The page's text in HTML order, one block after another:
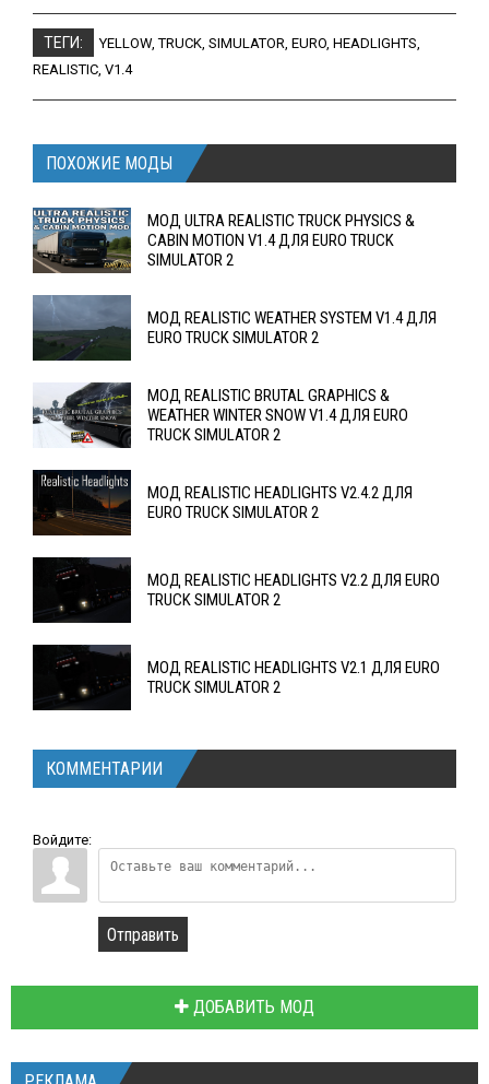
ТЕГИ: YELLOW,TRUCK, SIMULATOR, EURO, HEADLIGHTS,
REALISTIC, V1.4
ПОХОЖИЕ МОДЫ
МОД ULTRA REALISTIC TRUCK PHYSICS &
CABIN MOTION V1.4 ДЛЯ EURO TRUCK
SIMULATOR 2
МОД REALISTIC WEATHER SYSTEM V1.4 ДЛЯ
EURO TRUCK SIMULATOR 2
МОД REALISTIC BRUTAL GRAPHICS &
WEATHER WINTER SNOW V1.4 ДЛЯ EURO
TRUCK SIMULATOR 2
МОД REALISTIC HEADLIGHTS V2.4.2 ДЛЯ
EURO TRUCK SIMULATOR 2
МОД REALISTIC HEADLIGHTS V2.2 ДЛЯ EURO
TRUCK SIMULATOR 2
МОД REALISTIC HEADLIGHTS V2.1 ДЛЯ EURO
TRUCK SIMULATOR 2
КОММЕНТАРИИ
Войдите:
Отправить
ДОБАВИТЬ МОД